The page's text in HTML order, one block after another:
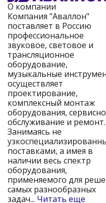
О компании
Компания "Аваллон"
поставляет в Россию
профессиональное
звуковое, световое и
трансляционное
оборудование,
музыкальные
осуществляет
проектирование,
комплексный монтаж
оборудования,
обслуживание и ремонт.
Занимаясь не
поставками, а имея в
наличии весь спектр
оборудования,
применяемого для
самых разнообразных
задач... Читать еще